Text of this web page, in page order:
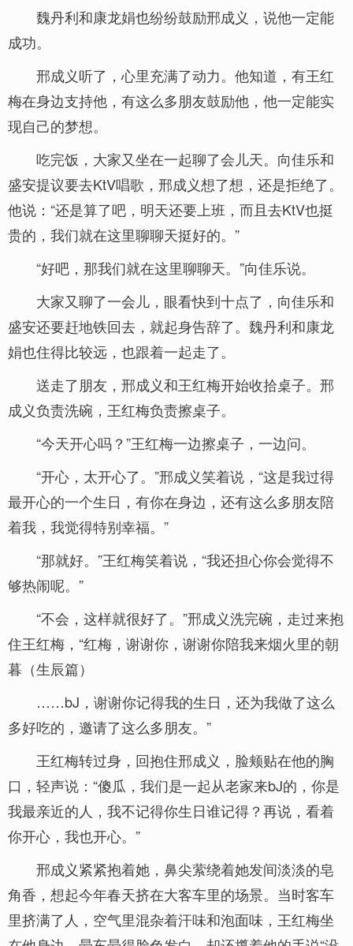
魏丹利和康龙娟也纷纷鼓励邢成义，说他一定能
成功。
邢成义听了，心里充满了动力。他知道，有王红
梅在身边支持他，有这么多朋友鼓励他，他一定能实
现自己的梦想。
吃完饭，大家又坐在一起聊了会儿天。向佳乐和
盛安提议要去KtV唱歌，邢成义想了想，还是拒绝了。
他说：“还是算了吧，明天还要上班，而且去KtV也挺
贵的，我们就在这里聊聊天挺好的。”
“好吧，那我们就在这里聊聊天。”向佳乐说。
大家又聊了一会儿，眼看快到十点了，向佳乐和
盛安还要赶地铁回去，就起身告辞了。魏丹利和康龙
娟也住得比较远，也跟着一起走了。
送走了朋友，邢成义和王红梅开始收拾桌子。邢
成义负责洗碗，王红梅负责擦桌子。
“今天开心吗？”王红梅一边擦桌子，一边问。
“开心，太开心了。”邢成义笑着说，“这是我过得
最开心的一个生日，有你在身边，还有这么多朋友陪
着我，我觉得特别幸福。”
“那就好。”王红梅笑着说，“我还担心你会觉得不
够热闹呢。”
“不会，这样就很好了。”邢成义洗完碗，走过来抱
住王红梅，“红梅，谢谢你，谢谢你陪我来烟火里的朝
暮（生辰篇）
……bJ，谢谢你记得我的生日，还为我做了这么
多好吃的，邀请了这么多朋友。”
王红梅转过身，回抱住邢成义，脸颊贴在他的胸
口，轻声说：“傻瓜，我们是一起从老家来bJ的，你是
我最亲近的人，我不记得你生日谁记得？再说，看着
你开心，我也开心。”
邢成义紧紧抱着她，鼻尖萦绕着她发间淡淡的皂
角香，想起今年春天挤在大客车里的场景。当时客车
里挤满了人，空气里混杂着汗味和泡面味，王红梅坐